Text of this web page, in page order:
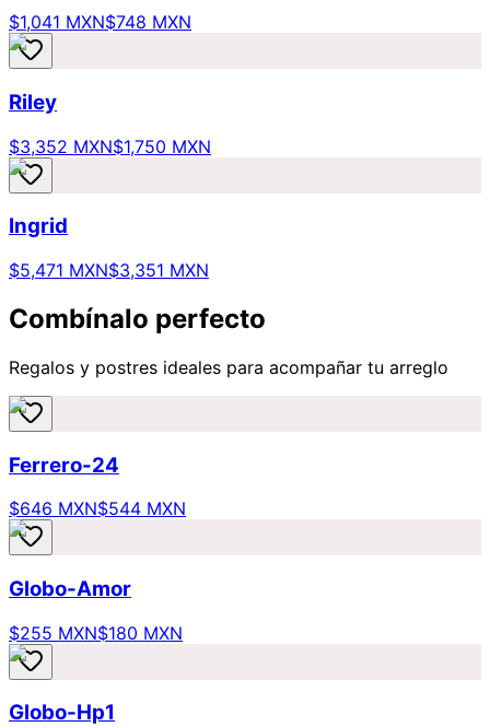
$1,041 MXN$748 MXN
Riley
$3,352 MXN$1,750 MXN
Ingrid
$5,471 MXN$3,351 MXN
Combínalo perfecto
Regalos y postres ideales para acompañar tu arreglo
Ferrero-24
$646 MXN$544 MXN
Globo-Amor
$255 MXN$180 MXN
Globo-Hp1